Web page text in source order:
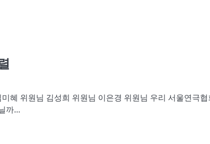
혜 위원님 김성희 위원님 이은경 위원님 우리 서울연극협
까…